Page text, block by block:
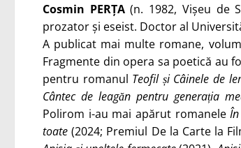
Cosmin PERȚA(n. 1982, Vișeu de
prozator și eseist. Doctor al
A publicat mai multe romane,
Fragmente din opera sa poetică au
pentru romanul Teofil și Câinele de
Cântec de leagăn pentru generația
Polirom i-au mai apărut romanele
toate (2024; Premiul De la Carte la